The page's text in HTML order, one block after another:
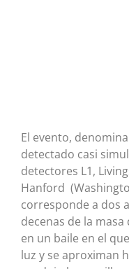
El evento,
detectado casi
detectores L1,
Hanford
corresponde a dos
decenas de la
en un baile en el
luz y se aproximan